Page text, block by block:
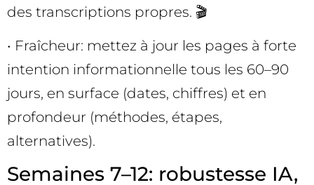
des transcriptions propres. 🎬
• Fraîcheur: mettez à jour les pages à forte
intention informationnelle tous les 60–90
jours, en surface (dates, chiffres) et en
profondeur (méthodes, étapes,
alternatives).
Semaines 7–12: robustesse IA,